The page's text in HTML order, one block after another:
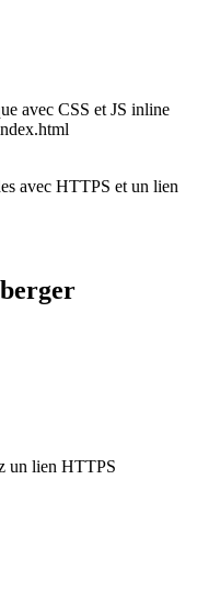
avec CSS et JS inline
avec HTTPS et un lien
un lien HTTPS